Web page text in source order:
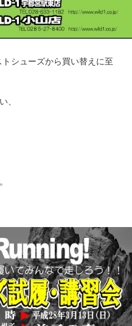
トシューズから買い替えに至
、